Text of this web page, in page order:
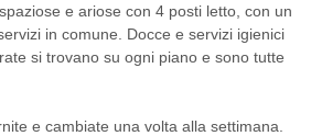
e ariose con 4 posti letto, con un
in comune. Docce e servizi igienici
si trovano su ogni piano e sono tutte
e cambiate una volta alla settimana.